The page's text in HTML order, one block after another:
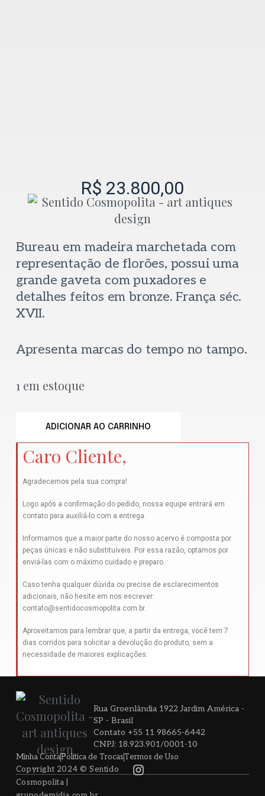
R$ 23.800,00
Bureau em madeira marchetada com
representação de florões, possui uma
grande gaveta com puxadores e
detalhes feitos em bronze. França séc.
XVII.
Apresenta marcas do tempo no tampo.
1 em estoque
ADICIONAR AO CARRINHO
Caro Cliente,
Agradecemos pela sua compra!
Logo após a confirmação do pedido, nossa equipe entrará em
contato para auxiliá-lo com a entrega.
Informamos que a maior parte do nosso acervo é composta por
peças únicas e não substituíveis. Por essa razão, optamos por
enviá-las com o máximo cuidado e preparo.
Caso tenha qualquer dúvida ou precise de esclarecimentos
adicionais, não hesite em nos escrever:
contato@sentidocosmopolita.com.br.
Aproveitamos para lembrar que, a partir da entrega, você tem 7
dias corridos para solicitar a devolução do produto, sem a
necessidade de maiores explicações.
Rua Groenlândia 1922 Jardim América -
SP - Brasil
Contato +55 11 98665-6442
CNPJ: 18.923.901/0001-10
Minha ContaPolítica de TrocasTermos de Uso
Copyright 2024 © Sentido
Cosmopolita |